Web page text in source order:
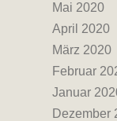
Mai 2020
April 2020
März 2020
Februar
Januar
Dezember